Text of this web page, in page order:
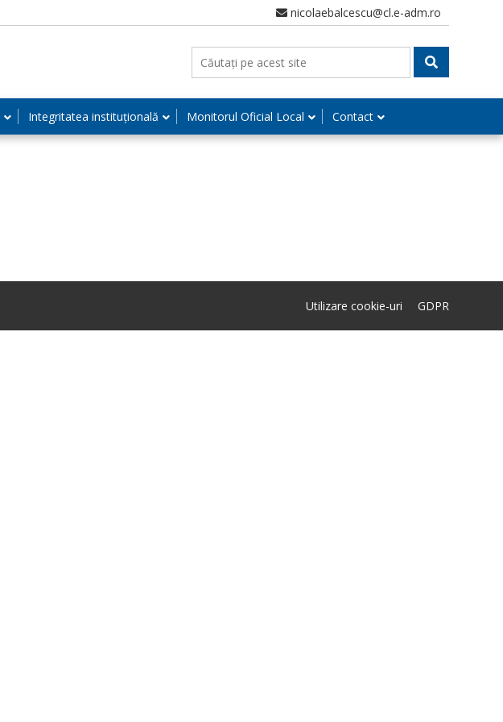
nicolaebalcescu@cl.e-adm.ro
Integritatea instituțională Monitorul Oficial Local Contact
Utilizare cookie-uri GDPR